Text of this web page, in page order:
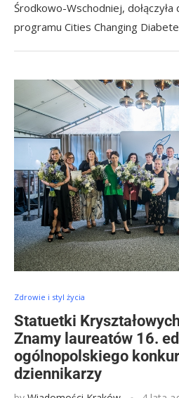
Środkowo-Wschodniej,
programu Cities Changing
Zdrowie i styl życia
Statuetki
Znamy laureatów 16.
ogólnopolskiego
dziennikarzy